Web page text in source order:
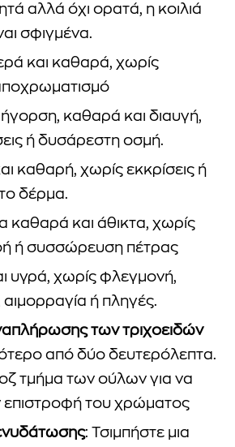
αλλά όχι ορατά, η κοιλιά
σφιγμένα.
και καθαρά, χωρίς
καθαρά και διαυγή,
ή δυσάρεστη οσμή.
καθαρή, χωρίς εκκρίσεις ή
δέρμα.
καθαρά και άθικτα, χωρίς
ή συσσώρευση πέτρας
υγρά, χωρίς φλεγμονή,
ή πληγές.
των τριχοειδών
από δύο δευτερόλεπτα.
τμήμα των ούλων για να
επιστροφή του χρώματος
: Τσιμπήστε μια